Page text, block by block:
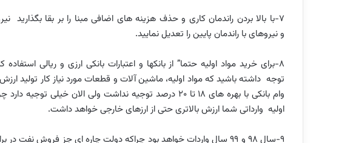
7-با بالا بردن راندمان کاری و حذف هزینه های اضافی مبنا را بر بقا
و نیروهای با راندمان پایین را تعدیل نمایید.
8-برای خرید مواد اولیه حتما” از بانکها و اعتبارات بانکی ارزی و ریالی
توجه داشته باشید که مواد اولیه، ماشین آلات و قطعات مورد نیاز کار تولید
وام بانکی با بهره های 18 تا 20 درصد توجیه نداشت ولی الان
اولیه وارداتی شما ارزش بالاتری حتی از ارزهای خارجی خواهد داشت.
9-سال 98 و 99 سال واردات خواهد بود چراکه دولت چاره ای جز فروش نفت